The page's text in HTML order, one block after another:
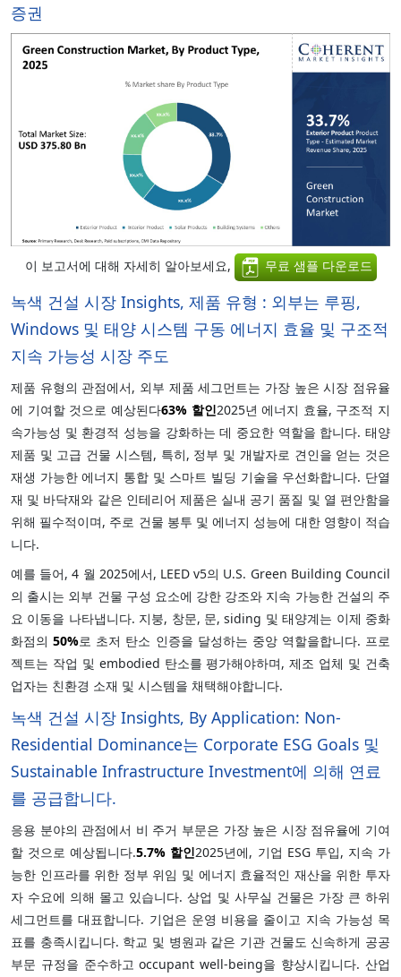
증권
이 보고서에 대해 자세히 알아보세요, 무료 샘플 다운로드
녹색 건설 시장 Insights, 제품 유형 : 외부는 루핑,
Windows 및 태양 시스템 구동 에너지 효율 및 구조적
지속 가능성 시장 주도
제품 유형의 관점에서, 외부 제품 세그먼트는 가장 높은 시장 점유율
에 기여할 것으로 예상된다63%할인2025년 에너지 효율, 구조적 지
속가능성 및 환경적 성능을 강화하는 데 중요한 역할을 합니다. 태양
제품 및 고급 건물 시스템, 특히, 정부 및 개발자로 견인을 얻는 것은
재생 가능한 에너지 통합 및 스마트 빌딩 기술을 우선화합니다. 단열
재 및 바닥재와 같은 인테리어 제품은 실내 공기 품질 및 열 편안함을
위해 필수적이며, 주로 건물 봉투 및 에너지 성능에 대한 영향이 적습
니다.
예를 들어, 4 월 2025에서, LEED v5의 U.S. Green Building Council
의 출시는 외부 건물 구성 요소에 강한 강조와 지속 가능한 건설의 주
요 이동을 나타냅니다. 지붕, 창문, 문, siding 및 태양계는 이제 중화
화점의50%로 초저 탄소 인증을 달성하는 중앙 역할을합니다. 프로
젝트는 작업 및 embodied 탄소를 평가해야하며, 제조 업체 및 건축
업자는 친환경 소재 및 시스템을 채택해야합니다.
녹색 건설 시장 Insights, By Application: Non-
Residential Dominance는 Corporate ESG Goals 및
Sustainable Infrastructure Investment에 의해 연료
를 공급합니다.
응용 분야의 관점에서 비 주거 부문은 가장 높은 시장 점유율에 기여
할 것으로 예상됩니다.5.7% 할인2025년에, 기업 ESG 투입, 지속 가
능한 인프라를 위한 정부 위임 및 에너지 효율적인 재산을 위한 투자
자 수요에 의해 몰고 있습니다. 상업 및 사무실 건물은 가장 큰 하위
세그먼트를 대표합니다. 기업은 운영 비용을 줄이고 지속 가능성 목
표를 충족시킵니다. 학교 및 병원과 같은 기관 건물도 신속하게 공공
부문 규정을 준수하고 occupant well-being을 향상시킵니다. 산업